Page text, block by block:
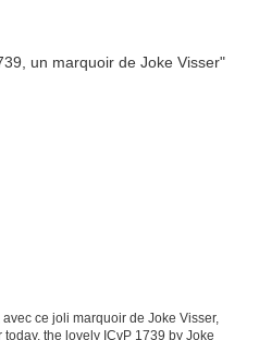
ce joli marquoir de Joke Visser,
the lovely ICvP 1739 by Joke